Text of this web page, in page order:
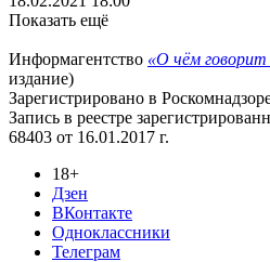
Показать ещё
Информагентство «О чём говорит
издание)
Зарегистрировано в
Запись в реестре
68403 от 16.01.2017 г.
18+
Дзен
ВКонтакте
Одноклассники
Телеграм